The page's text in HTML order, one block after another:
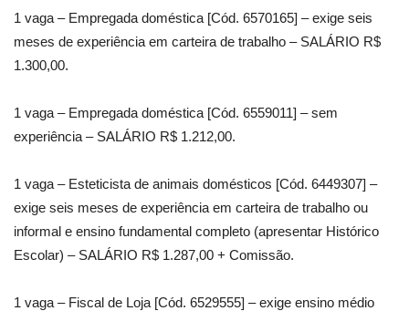
1 vaga – Empregada doméstica [Cód. 6570165] – exige seis
meses de experiência em carteira de trabalho – SALÁRIO R$
1.300,00.
1 vaga – Empregada doméstica [Cód. 6559011] – sem
experiência – SALÁRIO R$ 1.212,00.
1 vaga – Esteticista de animais domésticos [Cód. 6449307] –
exige seis meses de experiência em carteira de trabalho ou
informal e ensino fundamental completo (apresentar Histórico
Escolar) – SALÁRIO R$ 1.287,00 + Comissão.
1 vaga – Fiscal de Loja [Cód. 6529555] – exige ensino médio